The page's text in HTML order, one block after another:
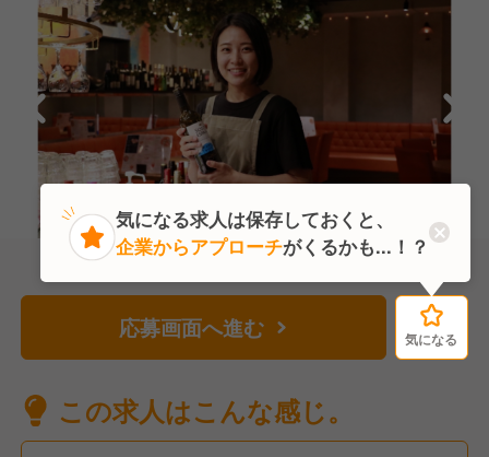
応募画面へ進む 気になる
この求人はこんな感じ。
気になる
気になる求人は保存しておくと、
企業からアプローチがくるかも...！？